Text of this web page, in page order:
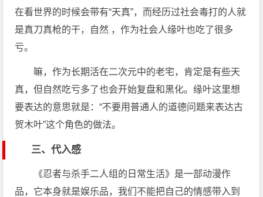
在看世界的时候会带有“天真”，而经历过社会毒打的人就
是真刀真枪的干，自然 ，作为社会人缘叶也吃了很多
亏。
嘛，作为长期活在二次元中的老宅，肯定是有些天
真，但自然吃亏多了也会开始复盘和黑化。缘叶这里想
要表达的意思就是：“不要用普通人的道德问题来表达古
贺木叶”这个角色的做法。
三、代入感
《忍者与杀手二人组的日常生活》是一部动漫作
品，它本身就是娱乐品，我们不能把自己的情感带入到